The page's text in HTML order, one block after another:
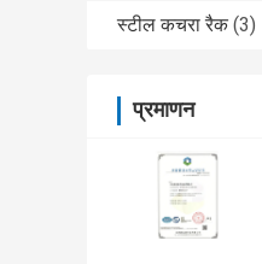
स्टील कचरा रैक (3)
प्रमाणन